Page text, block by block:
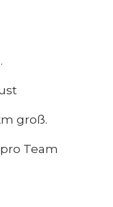
groß.
Team